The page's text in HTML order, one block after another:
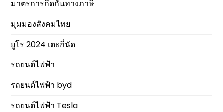
มาตรการกีดกันทางภาษี
มุมมองสังคมไทย
ยูโร 2024 เตะกี่นัด
รถยนต์ไฟฟ้า
รถยนต์ไฟฟ้า byd
รถยนต์ไฟฟ้า Tesla